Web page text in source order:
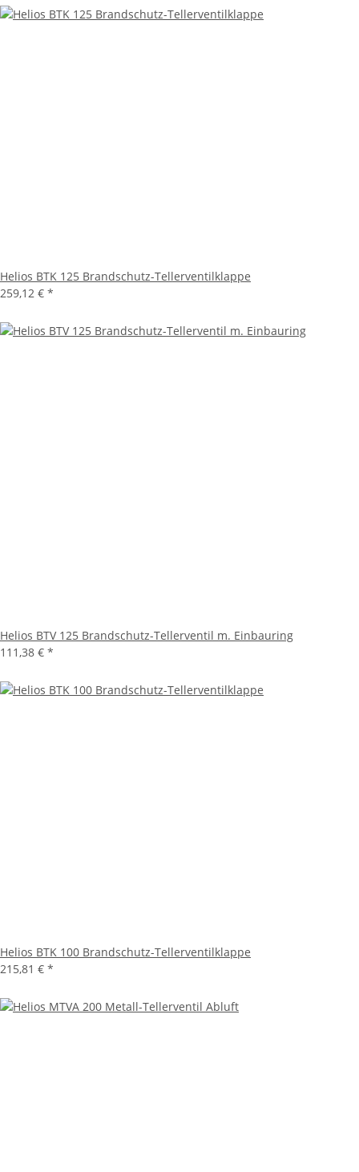
Helios BTK 125 Brandschutz-Tellerventilklappe
259,12 € *
Helios BTV 125 Brandschutz-Tellerventil m. Einbauring
111,38 € *
Helios BTK 100 Brandschutz-Tellerventilklappe
215,81 € *